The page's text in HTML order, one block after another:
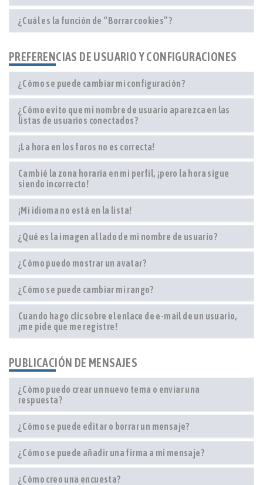
¿Cuál es la función de “Borrar cookies”?
PREFERENCIAS DE USUARIO Y CONFIGURACIONES
¿Cómo se puede cambiar mi configuración?
¿Cómo evito que mi nombre de usuario aparezca en las
listas de usuarios conectados?
¡La hora en los foros no es correcta!
Cambié la zona horaria en mi perfil, ¡pero la hora sigue
siendo incorrecto!
¡Mi idioma no está en la lista!
¿Qué es la imagen al lado de mi nombre de usuario?
¿Cómo puedo mostrar un avatar?
¿Cómo se puede cambiar mi rango?
Cuando hago clic sobre el enlace de e-mail de un usuario,
¡me pide que me registre!
PUBLICACIÓN DE MENSAJES
¿Cómo puedo crear un nuevo tema o enviar una
respuesta?
¿Cómo se puede editar o borrar un mensaje?
¿Cómo se puede añadir una firma a mi mensaje?
¿Cómo creo una encuesta?